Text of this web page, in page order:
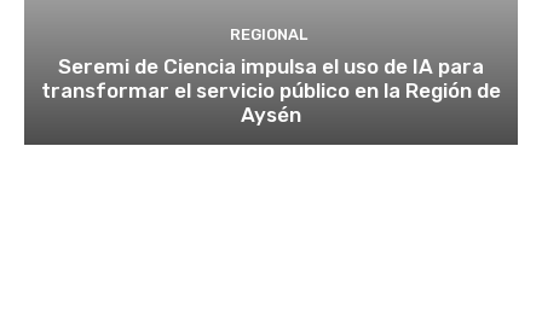
REGIONAL
Seremi de Ciencia impulsa el uso de IA para
transformar el servicio público en la Región de
Aysén